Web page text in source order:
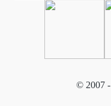
© 2007 -